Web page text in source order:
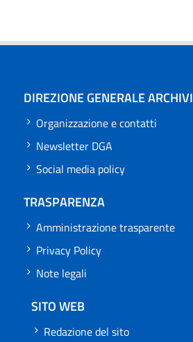
DIREZIONE GENERALE ARCHIVI
Organizzazione e contatti
Newsletter DGA
Social media policy
TRASPARENZA
Amministrazione trasparente
Privacy Policy
Note legali
SITO WEB
Redazione del sito